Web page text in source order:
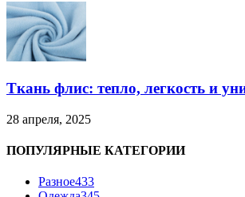
Ткань флис: тепло, легкость и
28 апреля, 2025
ПОПУЛЯРНЫЕ КАТЕГОРИИ
Разное433